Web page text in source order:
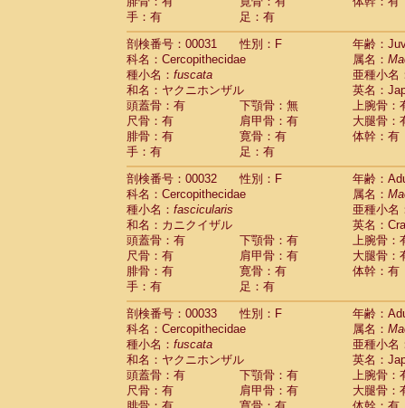
CercopithecidaeMacaca fuscata
CercopithecidaeMacaca fuscata
CercopithecidaeMacaca maura(4)
Cercopithecidae Macaca mulatta(106)
Cercopithecidae Macaca nemestrina(6)
Cercopithecidae Macaca nigra(1)
CercopithecidaeMacaca radiata(37)
CercopithecidaeMacaca silenus(1)
CercopithecidaeMacaca sinica (1)
CercopithecidaeMacaca sylvanus
CercopithecidaeMacaca thibetana (0)
Cercopithecidae Macaca tonkeana (0)
Cercopithecidae hybrid(2)
Cercopithecidae (0)
CercopithecidaeAllenopithecus
CercopithecidaeCercopithecus
CercopithecidaeCercopithecus
CercopithecidaeCercopithecus
CercopithecidaeCercopithecus diana
CercopithecidaeCercopithecus
Cercopithecidae
Cercopithecus
Cercopithecidae
Cercopithecus mitis
CercopithecidaeCercopithecus mitis
CercopithecidaeCercopithecus mitis
CercopithecidaeCercopithecus mona
手：有
足：有
剖検番号：00031
性別：F
年齢：
科名：Cercopithecidae
属名：
種小名： fuscata
亜種小名
和名：ヤクニホンザル
英名：
頭蓋骨：有
下顎骨：無
上腕骨：
尺骨：有
肩甲骨：有
大腿骨：
腓骨：有
寛骨：有
体幹：有
手：有
足：有
剖検番号：00032
性別：F
年齢：
科名：Cercopithecidae
属名：
種小名： fascicularis
亜種小名
和名：カニクイザル
英名：
頭蓋骨：有
下顎骨：有
上腕骨：
尺骨：有
肩甲骨：有
大腿骨：
腓骨：有
寛骨：有
体幹：有
手：有
足：有
剖検番号：00033
性別：F
年齢：
科名：Cercopithecidae
属名：
種小名： fuscata
亜種小名
和名：ヤクニホンザル
英名：
頭蓋骨：有
下顎骨：有
上腕骨：
尺骨：有
肩甲骨：有
大腿骨：